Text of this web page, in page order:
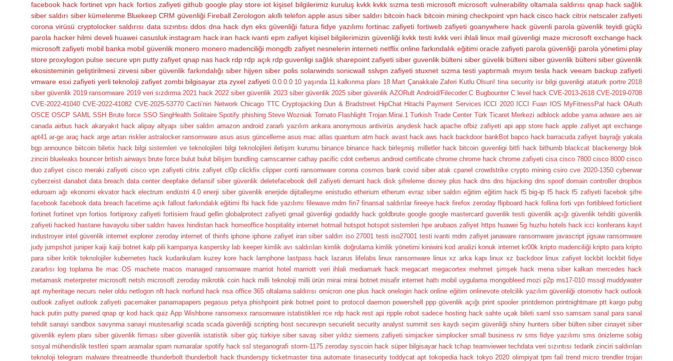
facebook hack fortinet vpn hack fortios zafiyeti github google play store iot kişisel bilgilerimiz kuruluş kvkk kvkk sızma testi microsoft microsoft vulnerability oltamala saldırısı qnap hack sağlık
siber saldırı siber kümelenme Bluekeep CRM güvenliği Fireball Zerologon akıllı telefon apple asus siber saldırı bitcoin hack bitcoin mining checkpoint vpn hack cisco hack citrix netscaler zafiyeti
corona virüsü cryptolocker saldırısı data sızıntısı ddos dna hack dyn eks güvenliği fatura fidye yazılımı fortinac zafiyeti fortiweb zafiyeti goanywhere hack güvenli parola güvenlik teyidi güçlü
parola hacker hilmi develi huawei casusluk instagram hack iran hack ivanti epm zafiyet kişisel bilgilerimizin güvenliği kvkk testi kvkk veri ihlali linux mail güvenligi maze microsoft exchange hack
microsoft zafiyeti mobil banka mobil güvenlik monero monero madenciliği mongdb zafiyet nesnelerin interneti netflix online farkındalık eğitimi oracle zafiyeti parola güvenliği parola yönetimi play
store proxylogon pulse secure vpn putty zafiyet qnap nas hack rdp rdp açık rdp guvenligi sağlık sharepoint zafiyeti siber guvenlik bülteni siber güvelik bülteni siber güvenlik bülteni siber güvenlik
ekosisteminin geliştirilmesi zirvesi siber güvenlik farkındalığı siber hijyen siber polis solarwinds sonicwall sslvpn zafiyeti stuxnet sızma testi yaptırmalı mıyım tesla hack veeam backup zafiyeti
vmware esxi zafiyeti yerli teknoloji zafiyet zombi bilgisayar zta zyxel zafiyeti 0.0.0.0 10 yaşında 11.kalkınma planı 18 Mart Çanakkale Zaferi Kutlu Olsun! tina security isr bilgi guvenligi ataturk portre 2018
siber güvenlik 2019 ransomware 2019 veri sızdırma 2021 hack 2022 siber güvenlik 2023 siber güvenlik 2025 siber güvenlik AZORult Android/Filecoder.C Bugbounter C level hack CVE-2013-2618 CVE-2019-0708
CVE-2022-41040 CVE-2022-41082 CVE-2025-53770 Cacti’nin Network Chicago TTC Cryptojacking Dun & Bradstreet HipChat Hitachi Payment Services ICCI 2020 ICCI Fuarı IOS MyFitnessPal hack OAuth
OSCE OSCP SAML SSH Brute force SSO SingHealth Solitaire Spotify phishing Steve Wozniak Tornato Flashlight Trojan.Mirai.1 Turkish Trade Center Türk Ticaret Merkezi adblock adobe yama adware aes air
canada airbus hack akaryakıt hack alipay altyapı siber saldırı amazon android zararlı yazılım ankara anonymous antivirüs anydesk hack apache ofbiz zafiyeti api app store hack apple zafiyet apt exchange
apt41 ar-ge araç hack arge artan riskler astralocker ransomware asus asus güncelleme asus mac atlas quantum atm hack avast hack aws hack backdoor bankBot bapco hack barracuda zafiyet bayrağı yakala
bgp announce biitcoin biletix hack bilgi sistemleri ve teknolojileri bilgi teknolojileri iletişim kurumu binance binance hack birleşmiş milletler hack bitcoin guvenligi bitfi hack bithumb blackcat blackenergy blok
zinciri blueleaks bouncer british airways brute force bulut bulut bilişim bundling camscanner cathay pacific cdot cerberus android certificate chrome chrome hack chrome zafiyeti cisa cisco 7800 cisco 8000 cisco
duo zafiyet cisco meraki zafiyeti cisco vpn zafiyeti citrix zafiyet cl0p clickfix clipper conti ransomware corona cosmos bank covid siber atak cpanel crowdstrike crypto mining csiro cve 2020-1350 cyberwar
cyberzeist danabot data breach data center deepfake defansif siber güvenlik deletefacebook dell zafiyeti demant hack disk şifreleme disney plus hack dns dns hijacking dns spoof domain controller dropbox
eduroam ağı ekonomi ekvator hack electrum endüstri 4.0 enerji siber güvenlik enerjide dijitalleşme enistudio etherium etherum evraz siber saldırı eğitim eğitim hack f5 big-ip f5 hack f5 zafiyeti facebok şifre
facebook facebook data breach facetime açık fallout farkındalık eğitimi fbi hack fide yazılımı filewave mdm fin7 finansal saldırılar fireeye hack firefox zeroday flipboard hack follina forti vpn fortibleed forticlient
fortinet fortinet vpn fortios fortiproxy zafiyeti fortisiem fraud gellin globalprotect zafiyeti gmail güvenligi godaddy hack goldbrute google google mastercard guvenlik testi güvenlik açığı güvenlik tehditi güvenlik
zafiyeti hacked hastane havayolu siber saldırı havex hindistan hack homeoffice hospitality internet hotmail hotspot hotspot sistemleri hpe arubaos zafiyet https huawei 5g huzhu hotels hack icci konferans kayıt
industroyer intel güvenlik internet explorer zeroday internet of thinfs iphone iphone zafiyet iran siber saldırı iso 27001 testi iso27001 testi ivanti mdm zafiyet janaware ransomware javascript jigsaw ransomware
judy jumpshot juniper kaiji kaiji botnet kalp pili kampanya kaspersky lab keeper kimlik avı saldırıları kimlik doğrulama kimlik yönetimi kiniwini kod analizi konuk internet kr00k kripto madenciliği kripto para kripto
para siber kritik teknolojiler kubernetes hack kudankulam kuzey kore hack lamphone lastpass hack lazarus lifelabs linux ransomware linux xz arka kapı linux xz backdoor linux zafiyet lockbit
lockbit fidye
zararlısı
log toplama lte mac OS machete macos managed ransomware marriot hotel marriott veri ihlali mediamark hack megacart megacortex mehmet şimşek hack mena siber kalkan mercedes hack
metamask meterpreter microsoft netsh microsoft zeroday mikrotik coin hack milli teknoloji milli ürün mirai mirai botnet misafir internet hattı mobil uygulama mongobleed mozi p2p ms17-010 mssql muddywater
apt myheritage necurs neler oldu netlogon nft hack norfund hack nsa office 365 oltalama saldırısı omicron one plus hack onelogin hack online eğitim onlinevote otelcilik yazılım güvenliği otomotiv hack outlook
outlook zafiyet outlook zafiyeti pacemaker panamapapers pegasus petya phishpoint pink botnet point to protocol daemon powershell ppp güvenlik açığı print spooler printdemon printnightmare ptt kargo pubg
hack putin putty pwned qnap qr kod hack quiz App Wishbone ransomexx ransomware istatistikleri rce rdp hack rest api ripple robot sadece hosting hack sahte uçak bileti saml sso samsam sanal para sanal
tehdit sanayi sandbox savynma sanayi mustesarligi scada scada güvenliği scripting host securevpn securielit security analyst summit ses kaydı seçim güvenliği shiny hunters siber bülten siber cinayet siber
güvenlik eylem planı siber güvenlik firması siber güvenlik istatistik siber güç türkiye siber savaş siber yıldız siemens zafiyeti simjacker simplocker small business rv sms fidye yazılımı sms önizleme sobig
sosyal mühendislik testleri spam aramalar spam numaralar spotify hack ssl steganografi storm-1175 zeroday syscoin hack süper bilgisayar hack tchap teamviewer techdata veri sızıntısı tedarik zinciri saldırıları
teknoloji telegram malware threatneedle thunderbolt thunderbolt hack thunderspy ticketmaster tina automate tinasecurity toddycat apt tokopedia hack tokyo 2020 olimpiyat tpm fail trend micro trendler trojan